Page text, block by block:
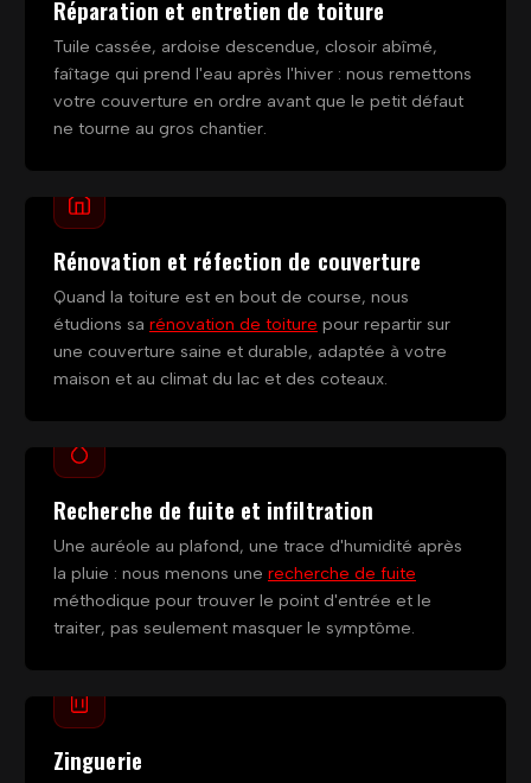
Réparation et entretien de toiture
Tuile cassée, ardoise descendue, closoir abîmé,
faîtage qui prend l'eau après l'hiver : nous remettons
votre couverture en ordre avant que le petit défaut
ne tourne au gros chantier.
Rénovation et réfection de couverture
Quand la toiture est en bout de course, nous
étudions sa rénovation de toiture pour repartir sur
une couverture saine et durable, adaptée à votre
maison et au climat du lac et des coteaux.
Recherche de fuite et infiltration
Une auréole au plafond, une trace d'humidité après
la pluie : nous menons une recherche de fuite
méthodique pour trouver le point d'entrée et le
traiter, pas seulement masquer le symptôme.
Zinguerie